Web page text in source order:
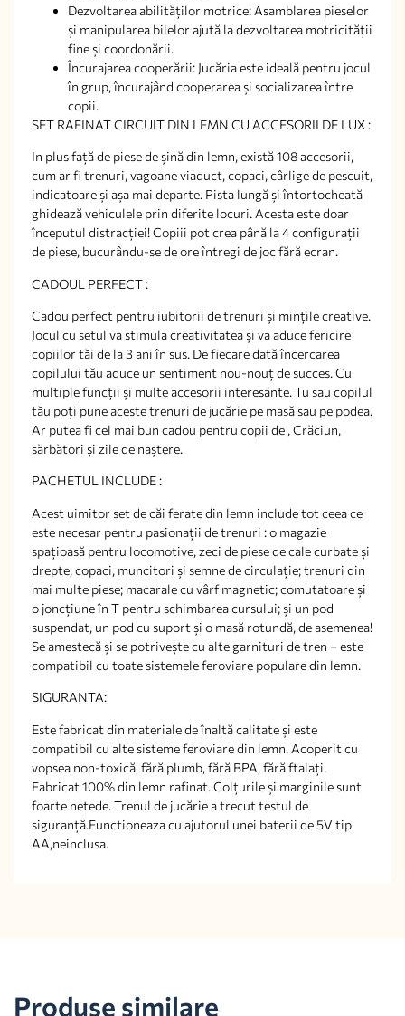
Dezvoltarea abilităților motrice: Asamblarea pieselor
și manipularea bilelor ajută la dezvoltarea motricității
fine și coordonării.
Încurajarea cooperării: Jucăria este ideală pentru jocul
în grup, încurajând cooperarea și socializarea între
copii.
SET RAFINAT CIRCUIT DIN LEMN CU ACCESORII DE LUX :
In plus față de piese de șină din lemn, există 108 accesorii,
cum ar fi trenuri, vagoane viaduct, copaci, cârlige de pescuit,
indicatoare și așa mai departe. Pista lungă și întortocheată
ghidează vehiculele prin diferite locuri. Acesta este doar
începutul distracției! Copiii pot crea până la 4 configurații
de piese, bucurându-se de ore întregi de joc fără ecran.
CADOUL PERFECT :
Cadou perfect pentru iubitorii de trenuri și mințile creative.
Jocul cu setul va stimula creativitatea și va aduce fericire
copiilor tăi de la 3 ani în sus. De fiecare dată încercarea
copilului tău aduce un sentiment nou-nouț de succes. Cu
multiple funcții și multe accesorii interesante. Tu sau copilul
tău poți pune aceste trenuri de jucărie pe masă sau pe podea.
Ar putea fi cel mai bun cadou pentru copii de , Crăciun,
sărbători și zile de naștere.
PACHETUL INCLUDE :
Acest uimitor set de căi ferate din lemn include tot ceea ce
este necesar pentru pasionații de trenuri : o magazie
spațioasă pentru locomotive, zeci de piese de cale curbate și
drepte, copaci, muncitori și semne de circulație; trenuri din
mai multe piese; macarale cu vârf magnetic; comutatoare și
o joncțiune în T pentru schimbarea cursului; și un pod
suspendat, un pod cu suport și o masă rotundă, de asemenea!
Se amestecă și se potrivește cu alte garnituri de tren – este
compatibil cu toate sistemele feroviare populare din lemn.
SIGURANTA:
Este fabricat din materiale de înaltă calitate și este
compatibil cu alte sisteme feroviare din lemn. Acoperit cu
vopsea non-toxică, fără plumb, fără BPA, fără ftalați.
Fabricat 100% din lemn rafinat. Colțurile și marginile sunt
foarte netede. Trenul de jucărie a trecut testul de
siguranță.Functioneaza cu ajutorul unei baterii de 5V tip
AA,neinclusa.
Produse similare